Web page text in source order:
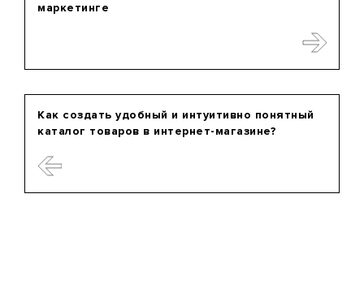
Как создать удобный и интуитивно понятный
каталог товаров в интернет-магазине?
маркетинге